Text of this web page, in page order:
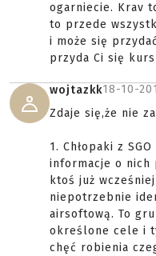
ogarniecie. Krav
to przede
i może się
przyda Ci się kurs
wojtazkk18-10-
Zdaje się,że nie
1. Chłopaki z
informacje o nich
ktoś już
niepotrzebnie
airsoftową. To
określone cele i
chęć robienia